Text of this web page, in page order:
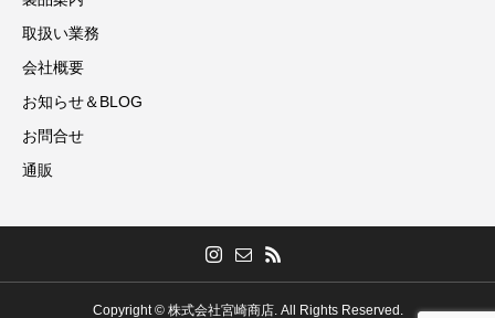
取扱い業務
会社概要
お知らせ＆BLOG
お問合せ
通販
Copyright © 株式会社宮崎商店. All Rights Reserved.